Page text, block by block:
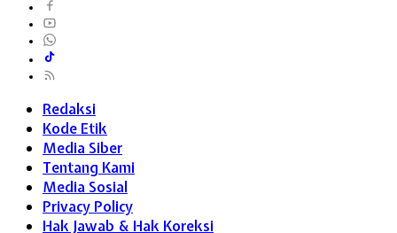
Redaksi
Kode Etik
Media Siber
Tentang Kami
Media Sosial
Privacy Policy
Hak Jawab & Hak Koreksi